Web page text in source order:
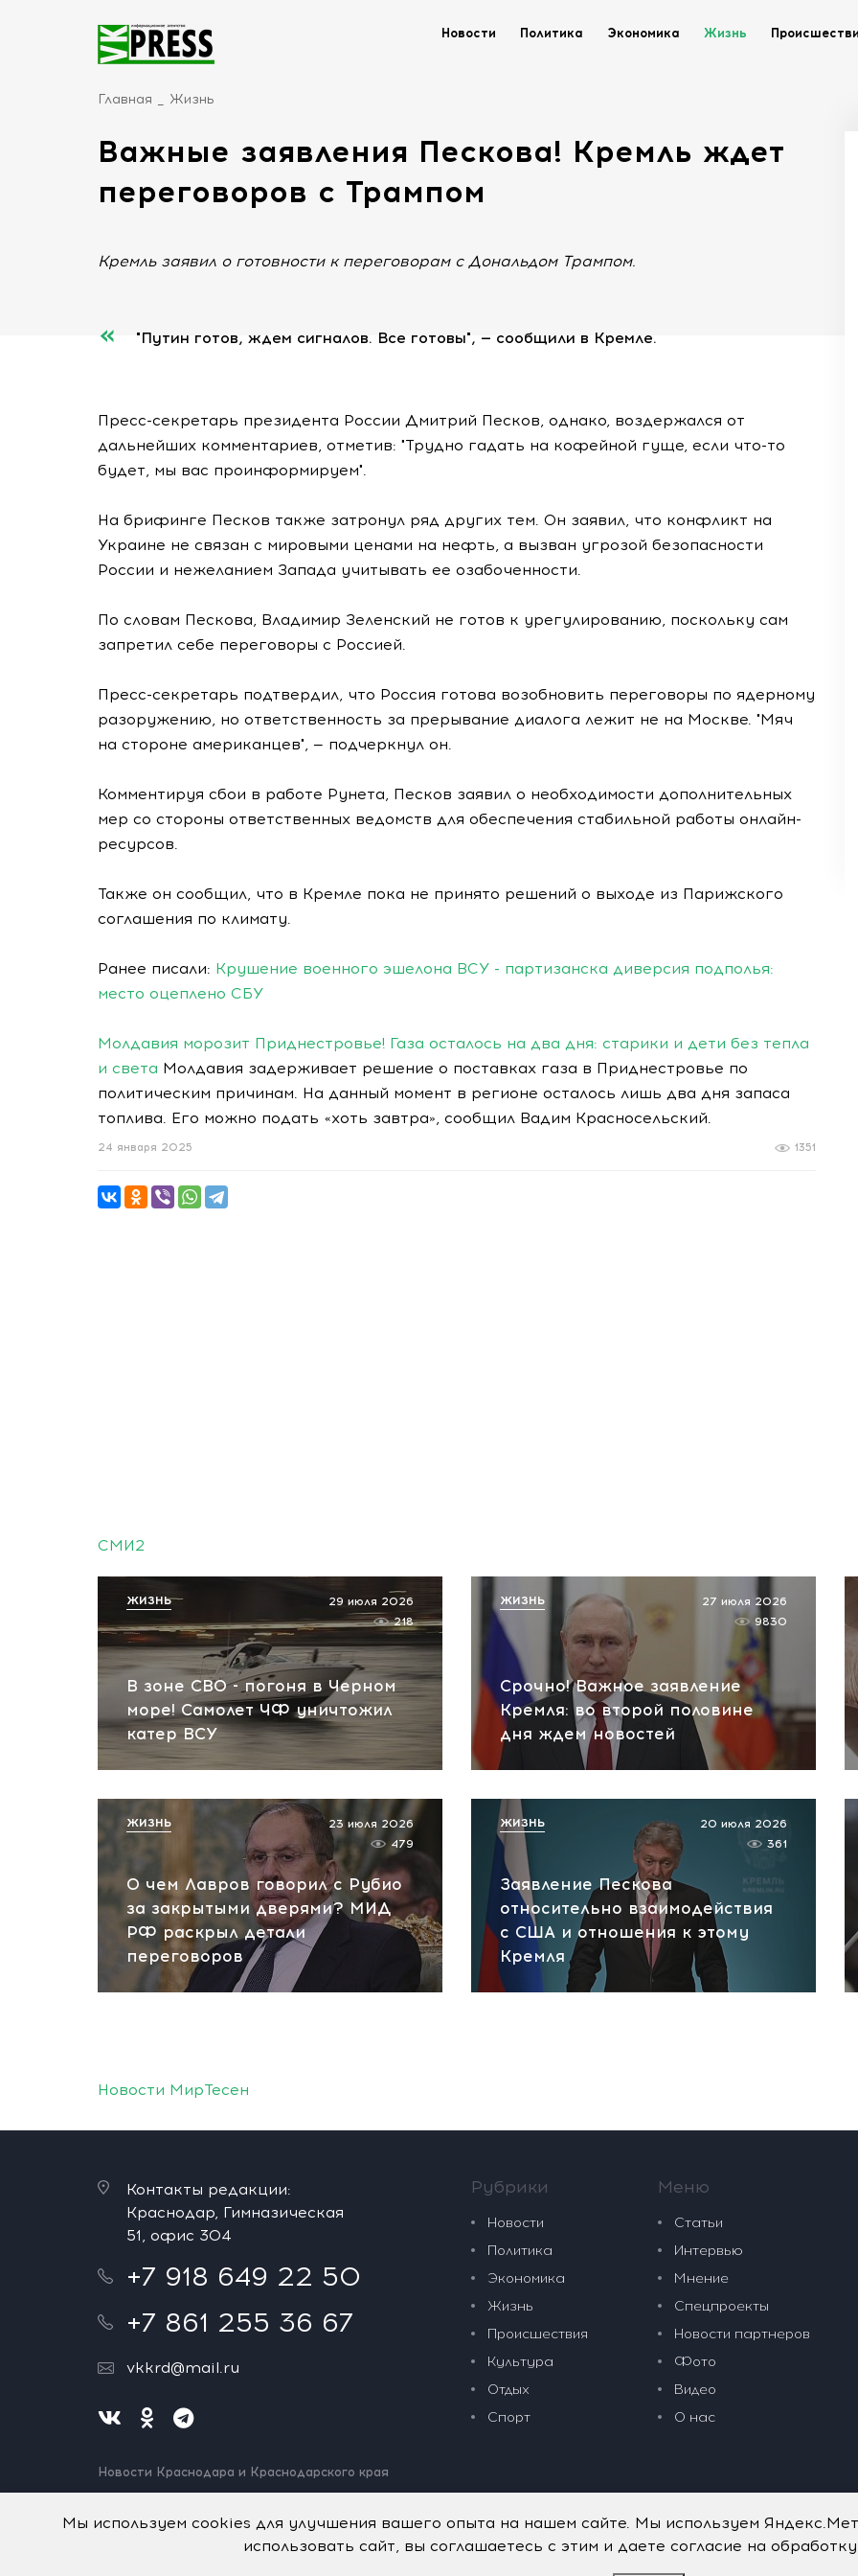
Новости Политика Экономика Жизнь
Главная Жизнь
Важные заявления Пескова! Кремль ждет
переговоров с Трампом
Кремль заявил о готовности к переговорам с Дональдом Трампом.
"Путин готов, ждем сигналов. Все готовы", — сообщили в Кремле.
Пресс-секретарь президента России Дмитрий Песков, однако, воздержался от
дальнейших комментариев, отметив: "Трудно гадать на кофейной гуще, если что-то
будет, мы вас проинформируем".
На брифинге Песков также затронул ряд других тем. Он заявил, что конфликт на
Украине не связан с мировыми ценами на нефть, а вызван угрозой безопасности
России и нежеланием Запада учитывать ее озабоченности.
По словам Пескова, Владимир Зеленский не готов к урегулированию, поскольку сам
запретил себе переговоры с Россией.
Пресс-секретарь подтвердил, что Россия готова возобновить переговоры по ядерному
разоружению, но ответственность за прерывание диалога лежит не на Москве. "Мяч
на стороне американцев", — подчеркнул он.
Комментируя сбои в работе Рунета, Песков заявил о необходимости дополнительных
мер со стороны ответственных ведомств для обеспечения стабильной работы онлайн-
ресурсов.
Также он сообщил, что в Кремле пока не принято решений о выходе из Парижского
соглашения по климату.
Ранее писали: Крушение военного эшелона ВСУ - партизанска диверсия подполья:
место оцеплено СБУ
Молдавия морозит Приднестровье! Газа осталось на два дня: старики и дети без тепла
и света Молдавия задерживает решение о поставках газа в Приднестровье по
политическим причинам. На данный момент в регионе осталось лишь два дня запаса
топлива. Его можно подать «хоть завтра», сообщил Вадим Красносельский.
1351
24 января 2025
СМИ2
В зоне СВО - погоня в Черном
море! Самолет ЧФ уничтожил
катер ВСУ
29 июля 2026
218
ЖИЗНЬ
Срочно! Важное заявление
Кремля: во второй половине
дня ждем новостей
27 июля 2026
9830
ЖИЗНЬ
О чем Лавров говорил с Рубио
за закрытыми дверями? МИД
РФ раскрыл детали
переговоров
23 июля 2026
479
ЖИЗНЬ
Заявление Пескова
относительно взаимодействия
с США и отношения к этому
Кремля
20 июля 2026
361
ЖИЗНЬ
Новости МирТесен
Контакты редакции:
Краснодар, Гимназическая
51, офис 304
+7 918 649 22 50
+7 861 255 36 67
vkkrd@mail.ru
Новости Краснодара и Краснодарского края
Нашли ошибку? Выделите и нажмите Ctrl+Enter.
Рубрики
Новости
Политика
Экономика
Жизнь
Происшествия
Культура
Отдых
Спорт
Меню
Статьи
Интервью
Мнение
Спецпроекты
Новости партнеров
Фото
Видео
О нас
Мы используем cookies для улучшения вашего опыта на нашем сайте. Мы используем
использовать сайт, вы соглашаетесь с этим и даете согласие на